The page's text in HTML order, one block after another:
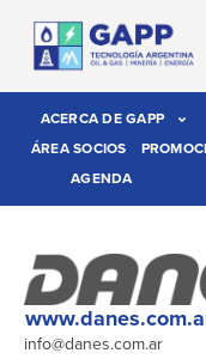
ACERCA DE GAPP
ÁREA SOCIOS
AGENDA
info@danes.com.ar